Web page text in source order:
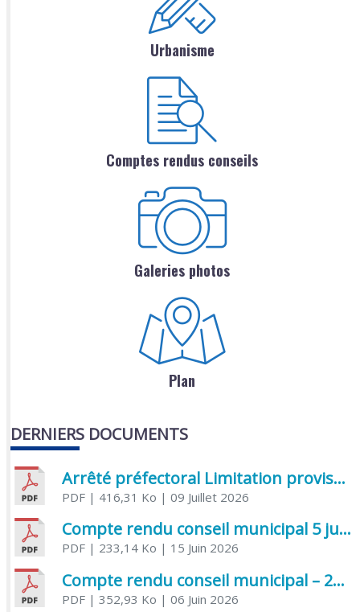
Urbanisme
Comptes rendus conseils
Galeries photos
Plan
DERNIERS DOCUMENTS
Arrêté préfectoral Limitation provisoire des usages de l’eau
PDF| 416,31 Ko | 09 Juillet 2026
Compte rendu conseil municipal 5 juin 2026 sénatoriale
PDF| 233,14 Ko | 15 Juin 2026
Compte rendu conseil municipal – 21 avril 2026
PDF| 352,93 Ko | 06 Juin 2026